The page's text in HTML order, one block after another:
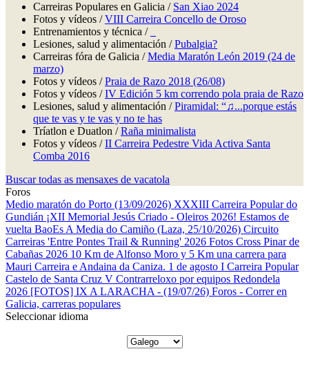
Carreiras Populares en Galicia / San Xiao 2024
Fotos y vídeos /VIII Carreira Concello de Oroso
Entrenamientos y técnica /
Lesiones, salud y alimentación /Pubalgia?
Carreiras fóra de Galicia /Media Maratón León 2019 (24 de
marzo)
Fotos y vídeos /Praia de Razo 2018 (26/08)
Fotos y vídeos /IV Edición 5 km correndo pola praia de Razo
Lesiones, salud y alimentación /Piramidal: “♫...porque estás
que te vas y te vas y no te has
Tríatlon e Duatlon /Raña minimalista
Fotos y vídeos /II Carreira Pedestre Vida Activa Santa
Comba 2016
Buscar todas as mensaxes de vacatola
Foros
Medio maratón do Porto (13/09/2026) XXXIII Carreira Popular do
Gundián ¡XII Memorial Jesús Criado - Oleiros 2026! Estamos de
vuelta BaoEs A Media do Camiño (Laza, 25/10/2026) Circuito
Carreiras 'Entre Pontes Trail & Running' 2026 Fotos Cross Pinar de
Cabañas 2026 10 Km de Alfonso Moro y 5 Km una carrera para
Mauri Carreira e Andaina da Caniza. 1 de agosto I Carreira Popular
Castelo de Santa Cruz V Contrarreloxo por equipos Redondela
2026 [FOTOS] IX A LARACHA - (19/07/26) Foros - Correr en
Galicia, carreras populares
Seleccionar idioma